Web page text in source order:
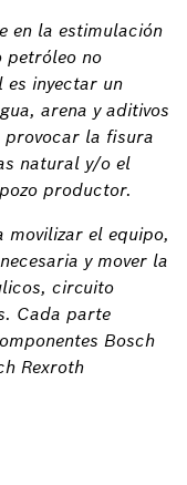
en la estimulación
petróleo no
es inyectar un
arena y aditivos
provocar la fisura
natural y/o el
productor.
el equipo,
y mover la
circuito
Cada parte
Bosch
Rexroth